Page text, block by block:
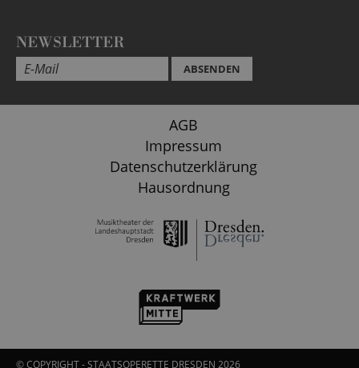
NEWSLETTER
ABSENDEN
AGB
Impressum
Datenschutzerklärung
Hausordnung
© COPYRIGHT - STAATSOPERETTE DRESDEN 2026